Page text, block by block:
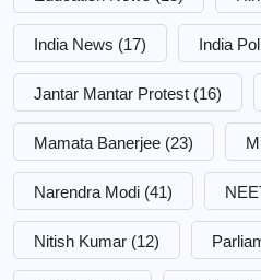
India News (17) India
Jantar Mantar Protest (16)
Mamata Banerjee (23)
Narendra Modi (41)
Nitish Kumar (12)